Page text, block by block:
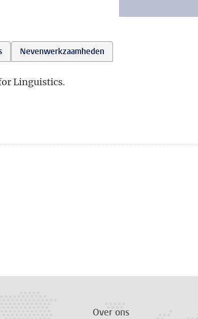
Nevenwerkzaamheden
Linguistics.
Over ons